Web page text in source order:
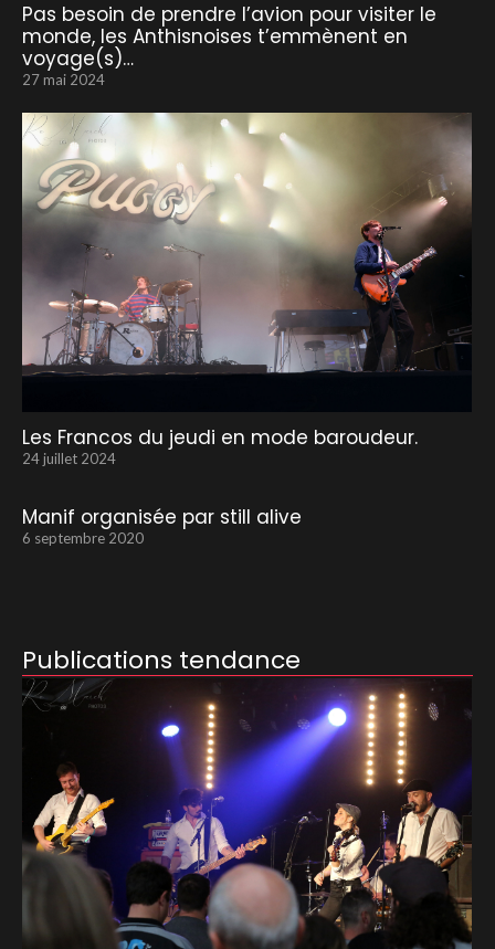
Pas besoin de prendre l’avion pour visiter le
monde, les Anthisnoises t’emmènent en
voyage(s)…
27 mai 2024
Les Francos du jeudi en mode baroudeur.
24 juillet 2024
Manif organisée par still alive
6 septembre 2020
Publications tendance